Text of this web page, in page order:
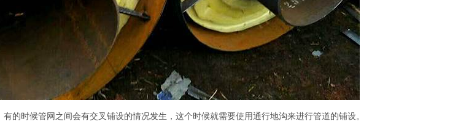
的时候管网之间会有交叉铺设的情况发生，这个时候就需要使用通行地沟来进行管道的铺设。